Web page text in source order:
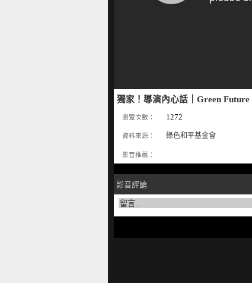
獨家！導演內心話｜Green
瀏覽次數： 1272
資料來源： 綠色和平基金會
影音推薦：
影音評論